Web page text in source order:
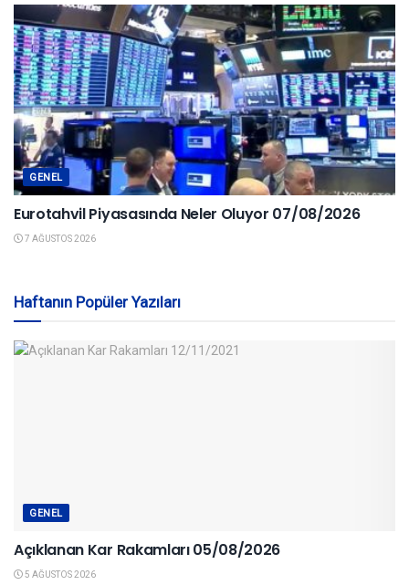
GENEL
Eurotahvil Piyasasında Neler Oluyor 07/08/2026
7 AĞUSTOS 2026
Haftanın Popüler Yazıları
GENEL
Açıklanan Kar Rakamları 05/08/2026
5 AĞUSTOS 2026